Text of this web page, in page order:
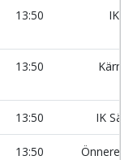
13:50 IK
13:50 Kärra
13:50 IK
13:50